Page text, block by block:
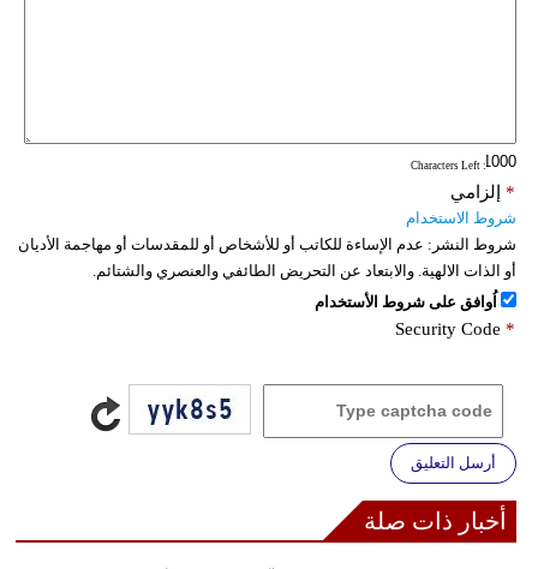
: Characters Left
إلزامي *
شروط الاستخدام
شروط النشر: عدم الإساءة للكاتب أو للأشخاص أو للمقدسات أو مهاجمة الأديان
أو الذات الالهية. والابتعاد عن التحريض الطائفي والعنصري والشتائم.
اُوافق على شروط الأستخدام
Security Code *
أرسل التعليق
أخبار ذات صلة